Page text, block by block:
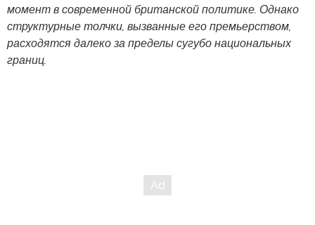
момент в современной британской политике. Однако
структурные толчки, вызванные его премьерством,
расходятся далеко за пределы сугубо национальных
границ.